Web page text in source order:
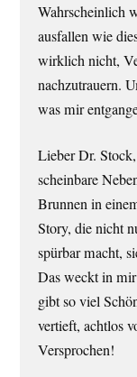
Wahrscheinlich
ausfallen wie
wirklich nicht,
nachzutrauern.
was mir
Lieber Dr.
scheinbare
Brunnen in
Story, die nicht
spürbar macht,
Das weckt in
gibt so viel
vertieft, achtlos
Versprochen!